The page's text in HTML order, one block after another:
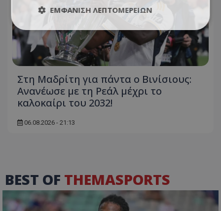
Στη Μαδρίτη για πάντα ο Βινίσιους:
Ανανέωσε με τη Ρεάλ μέχρι το
καλοκαίρι του 2032!
06.08.2026 - 21:13
BEST OF THEMASPORTS
ΕΜΦΆΝΙΣΗ ΛΕΠΤΟΜΕΡΕΙΏΝ